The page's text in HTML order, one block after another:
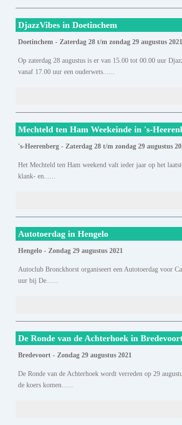
DjazzVibes in Doetinchem
Doetinchem - Zaterdag 28 t/m zondag 29 augustus 2021
Op zaterdag 28 augustus is er van 15.00 tot 00.00 uur
vanaf 17.00 uur een ouderwets......
Mechteld ten Ham Weekeinde in 's-
's-Heerenberg - Zaterdag 28 t/m zondag 29 augustus
Het Mechteld ten Ham weekend valt ieder jaar op het
klank- en......
Autotoerdag in Hengelo
Hengelo - Zondag 29 augustus 2021
Autoclub Bronckhorst organiseert een Autotoerdag voor
uur bij De......
De Ronde van de Achterhoek in
Bredevoort - Zondag 29 augustus 2021
De Ronde van de Achterhoek wordt verreden op 29
de koers komen......